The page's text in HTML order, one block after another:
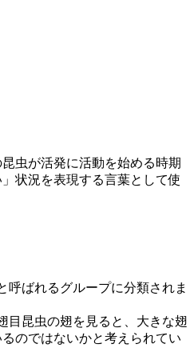
虫が活発に活動を始める時期
状況を表現する言葉として使
呼ばれるグループに分類されま
目昆虫の翅を見ると、大きな翅
のではないかと考えられてい